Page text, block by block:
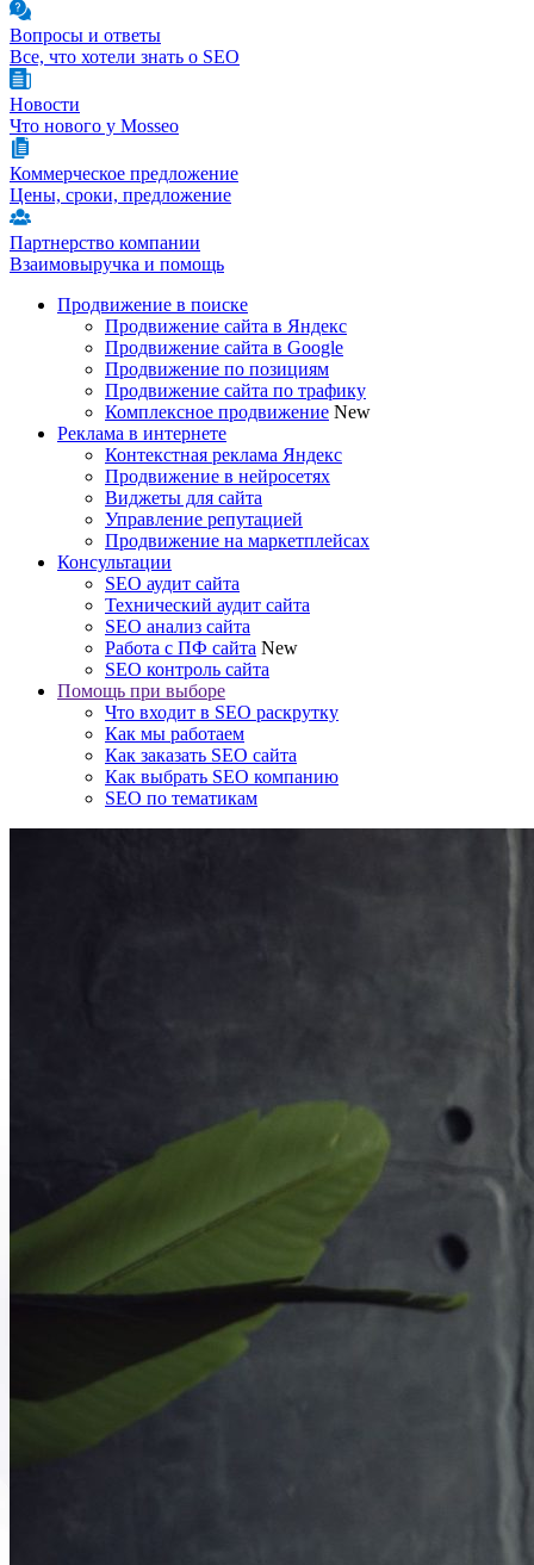
Вопросы и ответы
Все, что хотели знать о SEO
Новости
Что нового у Mosseo
Коммерческое предложение
Цены, сроки, предложение
Партнерство компании
Взаимовыручка и помощь
Продвижение в поиске
Продвижение сайта в Яндекс
Продвижение сайта в Google
Продвижение по позициям
Продвижение сайта по трафику
Комплексное продвижение New
Реклама в интернете
Контекстная реклама Яндекс
Продвижение в нейросетях
Виджеты для сайта
Управление репутацией
Продвижение на маркетплейсах
Консультации
SEO аудит сайта
Технический аудит сайта
SEO анализ сайта
Работа с ПФ сайта New
SEO контроль сайта
Помощь при выборе
Что входит в SEO раскрутку
Как мы работаем
Как заказать SEO сайта
Как выбрать SEO компанию
SEO по тематикам